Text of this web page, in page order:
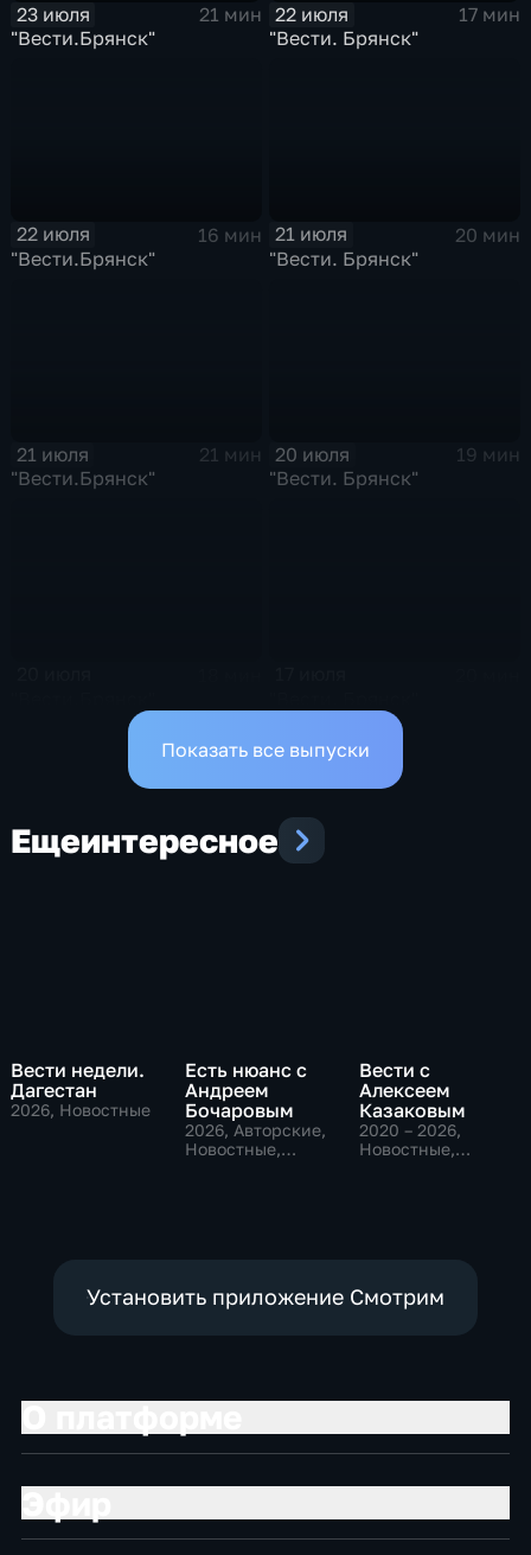
23 июля
21 мин
"Вести.Брянск"
22 июля
17 мин
"Вести. Брянск"
22 июля
16 мин
"Вести.Брянск"
21 июля
20 мин
"Вести. Брянск"
21 июля
21 мин
"Вести.Брянск"
20 июля
19 мин
"Вести. Брянск"
Показать все выпуски
Ещеинтересное
Вести недели.
Дагестан
2026, Новостные
Есть нюанс с
Андреем
Бочаровым
2026, Авторские,
Новостные,
Вести с
Алексеем
Казаковым
2020 – 2026,
Новостные,
Установить приложение Смотрим